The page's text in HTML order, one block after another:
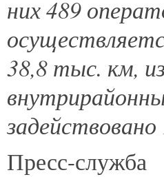
них 489
38,8 тыс. км,
Пресс-служба